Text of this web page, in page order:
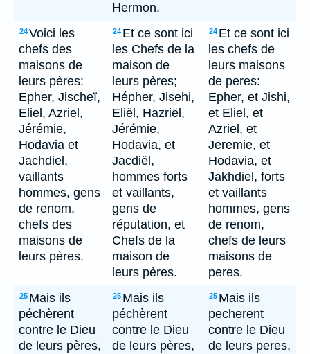
Hermon.
24Voici les
chefs des
maisons de
leurs pères:
Epher, Jischeï,
Eliel, Azriel,
Jérémie,
Hodavia et
Jachdiel,
vaillants
hommes, gens
de renom,
chefs des
maisons de
leurs pères.
24 Et ce sont ici
les Chefs de la
maison de
leurs pères;
Hépher, Jisehi,
Eliël, Hazriël,
Jérémie,
Hodavia, et
Jacdiël,
hommes forts
et vaillants,
gens de
réputation, et
Chefs de la
maison de
leurs pères.
24 Et ce sont ici
les chefs de
leurs maisons
de peres:
Epher, et Jishi,
et Eliel, et
Azriel, et
Jeremie, et
Hodavia, et
Jakhdiel, forts
et vaillants
hommes, gens
de renom,
chefs de leurs
maisons de
peres.
25 Mais ils
péchèrent
contre le Dieu
de leurs pères,
25 Mais ils
péchèrent
contre le Dieu
de leurs pères,
25 Mais ils
pecherent
contre le Dieu
de leurs peres,